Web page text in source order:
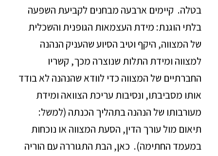
בטלה. קיימים ארבעה מבחנים לקביעת השפעה
בלתי הוגנת: מידת העצמאות הגופנית והשכלית
של המצווה, היקף וטיב הסיוע שהעניק הנהנה
למצווה ומידת התלות שנוצרה מכך, קשריו
החברתיים של המצווה כדי לוודא שהנהנה לא בודד
אותו מסביבתו, ונסיבות עריכת הצוואה ומידת
מעורבותו של הנהנה בתהליך הכנתה (למשל:
תיאום מול עורך הדין, הסעת המצווה או נוכחות
במעמד החתימה). כאן, הבת התגוררה עם הוריה